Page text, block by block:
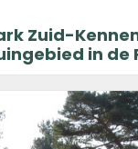
Zuid-
in de